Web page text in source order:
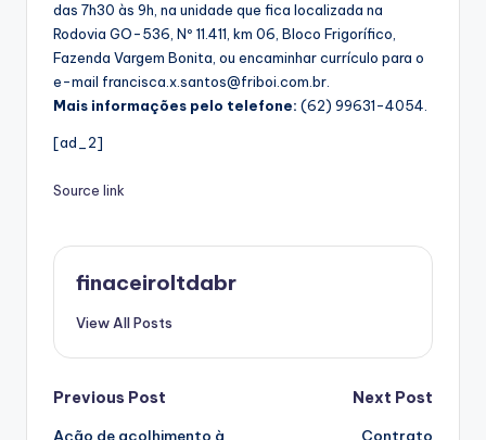
das 7h30 às 9h, na unidade que fica localizada na
Rodovia GO-536, Nº 11.411, km 06, Bloco Frigorífico,
Fazenda Vargem Bonita, ou encaminhar currículo para o
e-mail francisca.x.santos@friboi.com.br.
Mais informações pelo telefone: (62) 99631-4054.
[ad_2]
Source link
finaceiroltdabr
View All Posts
Post
Previous Post
Ação de acolhimento à
Next Post
Contrato